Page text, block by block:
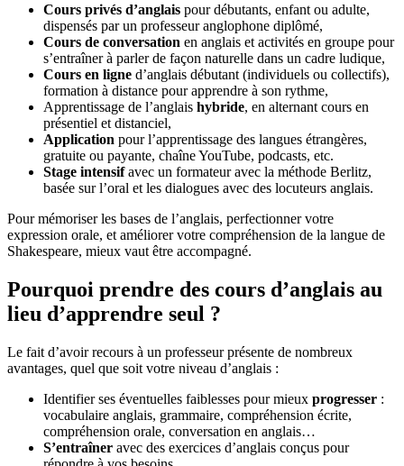
Cours privés d’anglais pour débutants, enfant ou adulte,
dispensés par un professeur anglophone diplômé,
Cours de conversation en anglais et activités en groupe pour
s’entraîner à parler de façon naturelle dans un cadre ludique,
Cours en ligne d’anglais débutant (individuels ou collectifs),
formation à distance pour apprendre à son rythme,
Apprentissage de l’anglais hybride, en alternant cours en
présentiel et distanciel,
Application pour l’apprentissage des langues étrangères,
gratuite ou payante, chaîne YouTube, podcasts, etc.
Stage intensifavec un formateur avec la méthode Berlitz,
basée sur l’oral et les dialogues avec des locuteurs anglais.
Pour mémoriser les bases de l’anglais, perfectionner votre
expression orale, et améliorer votre compréhension de la langue de
Shakespeare, mieux vaut être accompagné.
Pourquoi prendre des cours d’anglais au
lieu d’apprendre seul ?
Le fait d’avoir recours à un professeur présente de nombreux
avantages, quel que soit votre niveau d’anglais :
Identifier ses éventuelles faiblesses pour mieux progresser :
vocabulaire anglais, grammaire, compréhension écrite,
compréhension orale, conversation en anglais…
S’entraîner avec des exercices d’anglais conçus pour